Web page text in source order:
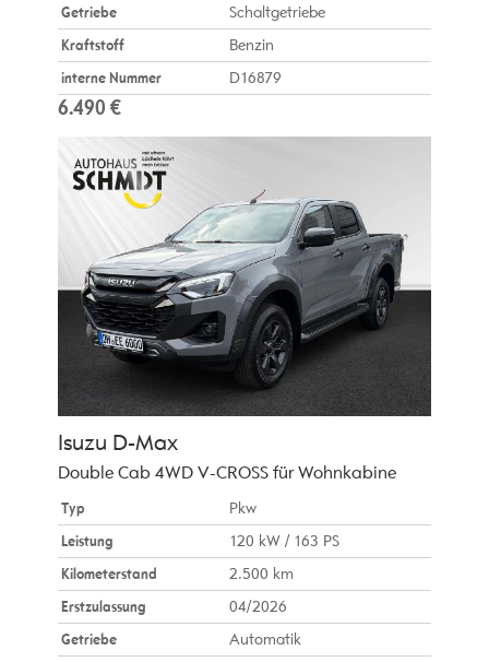
Getriebe
Schaltgetriebe
Kraftstoff
Benzin
interne Nummer
D16879
6.490 €
Isuzu D-Max
Double Cab 4WD V-CROSS für Wohnkabine
Typ
Pkw
Leistung
120 kW / 163 PS
Kilometerstand
2.500 km
Erstzulassung
04/2026
Getriebe
Automatik